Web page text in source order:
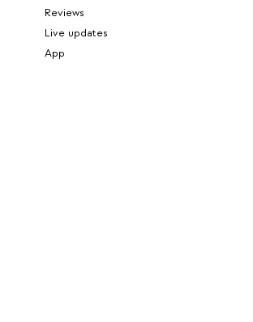
Reviews
Live updates
App